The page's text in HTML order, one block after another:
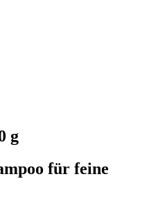
g
für feine